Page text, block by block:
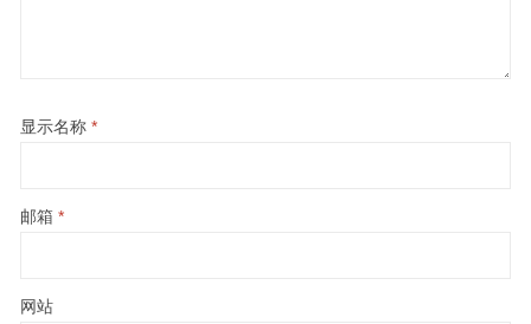
显示名称 *
邮箱 *
网站